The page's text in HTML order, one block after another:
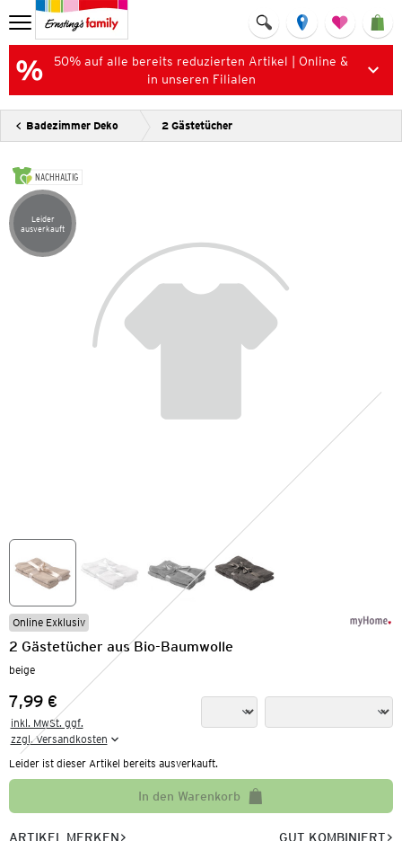
50% auf alle bereits reduzierten Artikel | Online &
in unseren Filialen
Badezimmer Deko 2 Gästetücher
NACHHALTIG
Artikel leider ausverkauft
Leider
ausverkauft
Online Exklusiv
2 Gästetücher aus Bio-Baumwolle
beige
Preis:
7,99 €
inkl. MwSt. ggf.
zzgl. Versandkosten
Leider ist dieser Artikel bereits ausverkauft.
In den Warenkorb
ARTIKEL MERKEN GUT KOMBINIERT